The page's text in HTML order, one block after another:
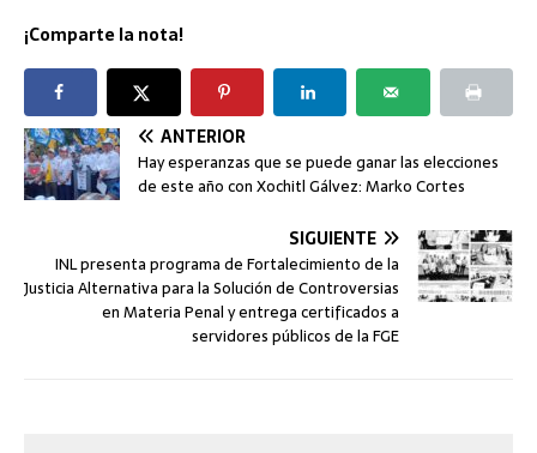
¡Comparte la nota!
ANTERIOR
Hay esperanzas que se puede ganar las elecciones
de este año con Xochitl Gálvez: Marko Cortes
SIGUIENTE
INL presenta programa de Fortalecimiento de la
Justicia Alternativa para la Solución de Controversias
en Materia Penal y entrega certificados a
servidores públicos de la FGE